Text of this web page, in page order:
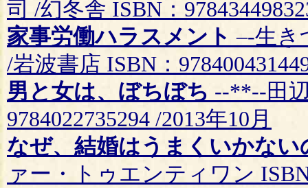
司 /幻冬舎 ISBN：
家事労働ハラスメント –-生き
/岩波書店 ISBN：
男と女は、ぼちぼち --**--田
9784022735294 /2013年10月
なぜ、結婚はうまくいかない
ァー・トゥエンティワン